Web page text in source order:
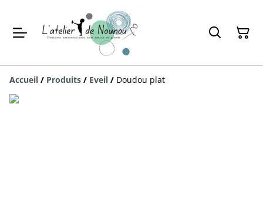
Accueil / Produits / Eveil / Doudou plat